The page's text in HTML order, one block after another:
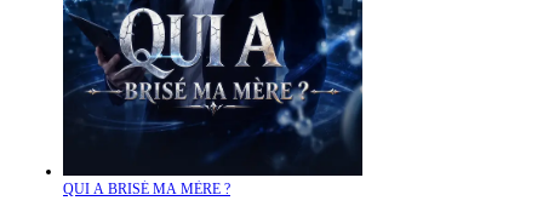
QUI A BRISÉ MA MÈRE ?